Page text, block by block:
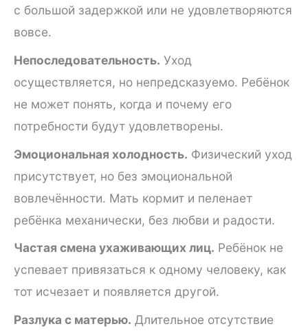
с большой задержкой или не удовлетворяются
вовсе.
Непоследовательность. Уход
осуществляется, но непредсказуемо. Ребёнок
не может понять, когда и почему его
потребности будут удовлетворены.
Эмоциональная холодность. Физический уход
присутствует, но без эмоциональной
вовлечённости. Мать кормит и пеленает
ребёнка механически, без любви и радости.
Частая смена ухаживающих лиц. Ребёнок не
успевает привязаться к одному человеку, как
тот исчезает и появляется другой.
Разлука с матерью. Длительное отсутствие